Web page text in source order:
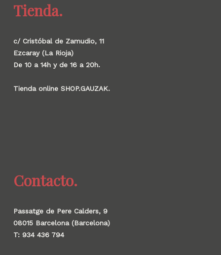
Tienda.
c/ Cristóbal de Zamudio, 11
Ezcaray (La Rioja)
De 10 a 14h y de 16 a 20h.
Tienda online SHOP.GAUZAK.
Contacto.
Passatge de Pere Calders, 9
08015 Barcelona (Barcelona)
T: 934 436 794